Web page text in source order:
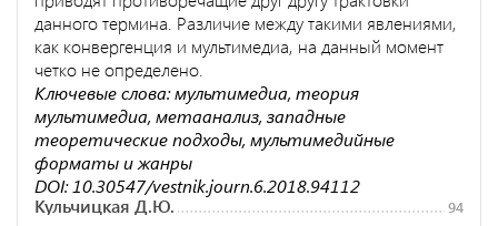
данного термина. Различие между такими явлениями,
как конвергенция и мультимедиа, на данный момент
четко не определено.
Ключевые слова: мультимедиа, теория
мультимедиа, метаанализ, западные
теоретические подходы, мультимедийные
форматы и жанры
DOI: 10.30547/vestnik.journ.6.2018.94112
Кульчицкая Д.Ю.
94